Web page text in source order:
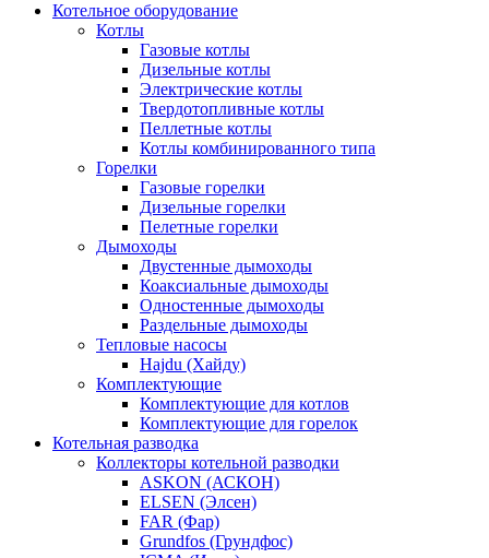
Котельное оборудование
Котлы
Газовые котлы
Дизельные котлы
Электрические котлы
Твердотопливные котлы
Пеллетные котлы
Котлы комбинированного типа
Горелки
Газовые горелки
Дизельные горелки
Пелетные горелки
Дымоходы
Двустенные дымоходы
Коаксиальные дымоходы
Одностенные дымоходы
Раздельные дымоходы
Тепловые насосы
Hajdu (Хайду)
Комплектующие
Комплектующие для котлов
Комплектующие для горелок
Котельная разводка
Коллекторы котельной разводки
ASKON (АСКОН)
ELSEN (Элсен)
FAR (Фар)
Grundfos (Грундфос)